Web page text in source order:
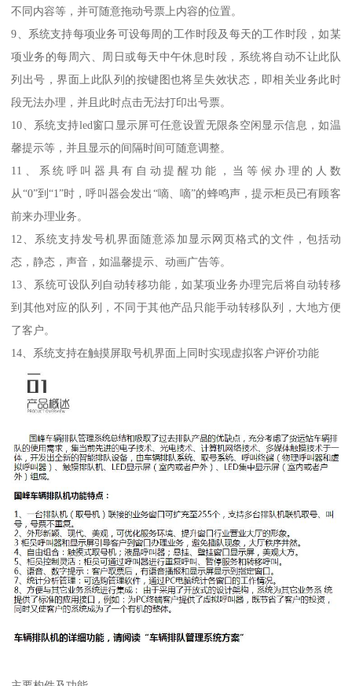
不同内容等，并可随意拖动号票上内容的位置。
9、系统支持每项业务可设每周的工作时段及每天的工作时段，如某
项业务的每周六、周日或每天中午休息时段，系统将自动不让此队
列出号，界面上此队列的按键图也将呈失效状态，即相关业务此时
段无法办理，并且此时点击无法打印出号票。
10、系统支持led窗口显示屏可任意设置无限条空闲显示信息，如温
馨提示等，并且显示的间隔时间可随意调整。
11、系统呼叫器具有自动提醒功能，当等候办理的人数
从“0”到“1”时，呼叫器会发出“嘀、嘀”的蜂鸣声，提示柜员已有顾客
前来办理业务。
12、系统支持发号机界面随意添加显示网页格式的文件，包括动
态，静态，声音，如温馨提示、动画广告等。
13、系统可设队列自动转移功能，如某项业务办理完后将自动转移
到其他对应的队列，不同于其他产品只能手动转移队列，大地方便
了客户。
14、系统支持在触摸屏取号机界面上同时实现虚拟客户评价功能